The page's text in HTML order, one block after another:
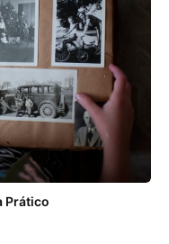
Prático